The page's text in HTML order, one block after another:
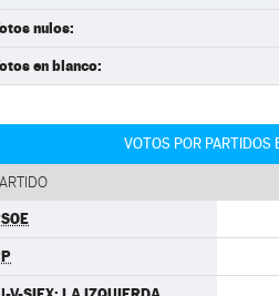
nulos:
en blanco:
VOTOS POR PARTIDOS